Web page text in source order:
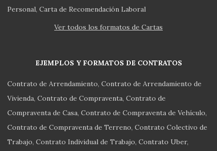
Personal Carta de Recomendación Laboral
Ver todos los formatos de Cartas
EJEMPLOS Y FORMATOS DE CONTRATOS
Contrato de Arrendamiento Contrato de Arrendamiento de
Vivienda Contrato de Compraventa Contrato de
Compraventa de Casa Contrato de Compraventa de Vehículo
Contrato de Compraventa de Terreno Contrato Colectivo de
Trabajo Contrato Individual de Trabajo Contrato Uber